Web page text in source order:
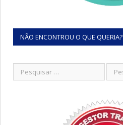
NÃO ENCONTROU O QUE QUERIA?